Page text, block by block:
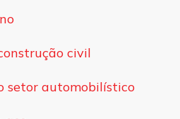
civil
setor automobilístico